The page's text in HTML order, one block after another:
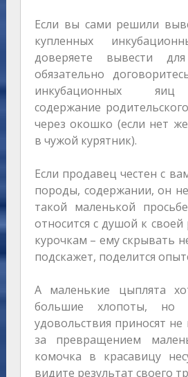
Если вы сами решили
купленных
доверяете вывести
обязательно
инкубационных яиц
содержание
через окошко (если нет
в чужой курятник).
Если продавец честен с
породы, содержании, он
такой маленькой
относится с душой к
курочкам – ему скрывать
подскажет, поделится
А маленькие цыплята
большие хлопоты,
удовольствия приносят
за превращением
комочка в красавицу
видите результат своего